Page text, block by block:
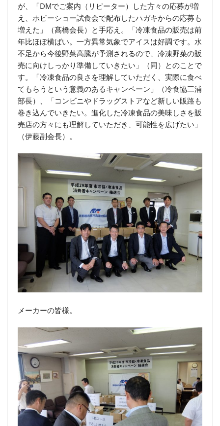
が、「DMでご案内（リピーター）した方々の応募が増
え、ホビーショー試食会で配布したハガキからの応募も
増えた」（髙橋会長）と手応え。「冷凍食品の販売は前
年比ほぼ横ばい。一方異常気象でアイスは好調です。水
不足から今後野菜高騰が予測されるので、冷凍野菜の販
売に向けしっかり準備していきたい」（同）とのことで
す。「冷凍食品の良さを理解していただく、実際に食べ
てもらうという意義のあるキャンペーン」（冷食協三浦
部長）、「コンビニやドラッグストアなど新しい販路も
巻き込んでいきたい。進化した冷凍食品の美味しさを販
売店の方々にも理解していただき、可能性を広げたい」
（伊藤副会長）。
メーカーの皆様。